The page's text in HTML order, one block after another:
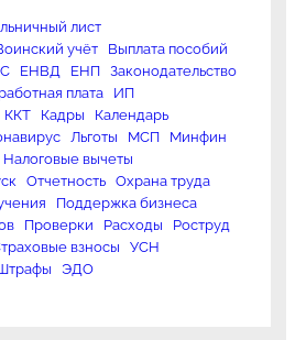
лист
учёт
Выплата пособий
ЕНВД ЕНП
Законодательство
плата
ИП
ККТ Кадры
Календарь
Льготы МСП
Минфин
Налоговые вычеты
Отчетность
Охрана труда
Поддержка бизнеса
Проверки Расходы
Роструд
взносы
УСН
ЭДО